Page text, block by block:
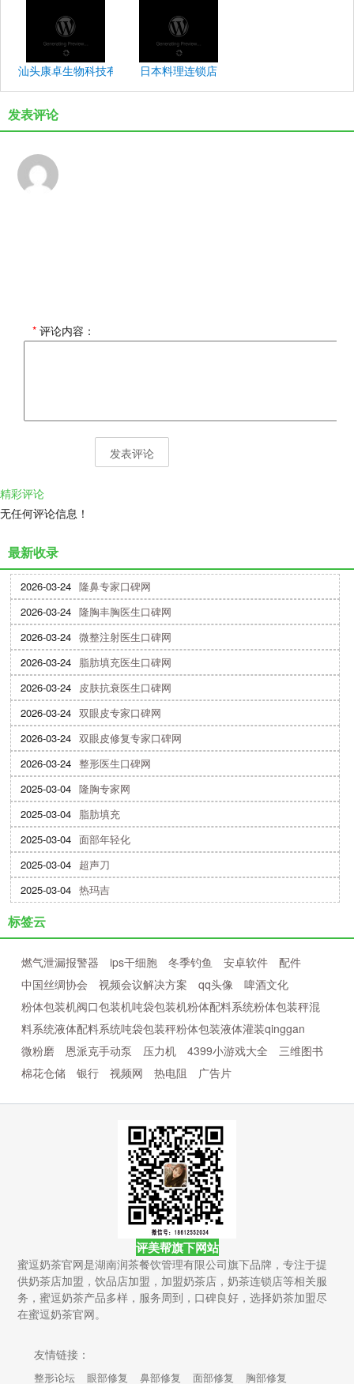
汕头康卓生物科技有限公司日本料理连锁店
发表评论
* 评论内容：
精彩评论
无任何评论信息！
最新收录
2026-03-24 隆鼻专家口碑网
2026-03-24 隆胸丰胸医生口碑网
2026-03-24 微整注射医生口碑网
2026-03-24 脂肪填充医生口碑网
2026-03-24 皮肤抗衰医生口碑网
2026-03-24 双眼皮专家口碑网
2026-03-24 双眼皮修复专家口碑网
2026-03-24 整形医生口碑网
2025-03-04 隆胸专家网
2025-03-04 脂肪填充
2025-03-04 面部年轻化
2025-03-04 超声刀
2025-03-04 热玛吉
标签云
燃气泄漏报警器 ips干细胞 冬季钓鱼 安卓软件
配件
中国丝绸协会
视频会议解决方案 qq头像
啤酒文化
粉体包装机阀口包装机吨袋包装机粉体配料系统粉体包装秤混
料系统液体配料系统吨袋包装秤粉体包装液体灌装qinggan
微粉磨
恩派克手动泵 压力机 4399小游戏大全
三维图书
棉花仓储
银行 视频网 热电阻 广告片
评美帮旗下网站
蜜逗奶茶官网是湖南润茶餐饮管理有限公司旗下品牌，专注于提
供奶茶店加盟，饮品店加盟，加盟奶茶店，奶茶连锁店等相关服
务，蜜逗奶茶产品多样，服务周到，口碑良好，选择奶茶加盟尽
在蜜逗奶茶官网。
友情链接：
整形论坛 眼部修复 鼻部修复 面部修复 胸部修复